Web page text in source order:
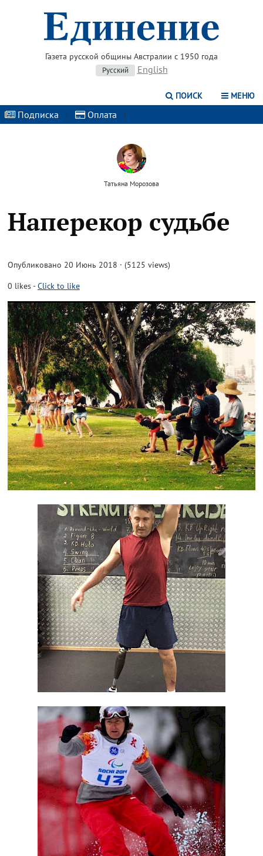
Газета русской общины Австралии с 1950 года
Русский English
ПОИСК МЕНЮ
Подписка | Оплата |
Татьяна Морозова
Наперекор судьбе
Опубликовано 20 Июнь 2018 · (5125 views)
0 likes-Click to like